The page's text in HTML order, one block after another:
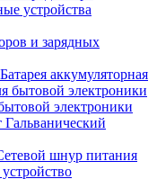
устройства
и зарядных
Батарея аккумуляторная
электроники
Гальванический
шнур питания